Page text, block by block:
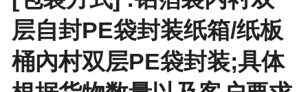
层自封PE袋封装纸箱/纸板
桶內村双层PE袋封装;具体